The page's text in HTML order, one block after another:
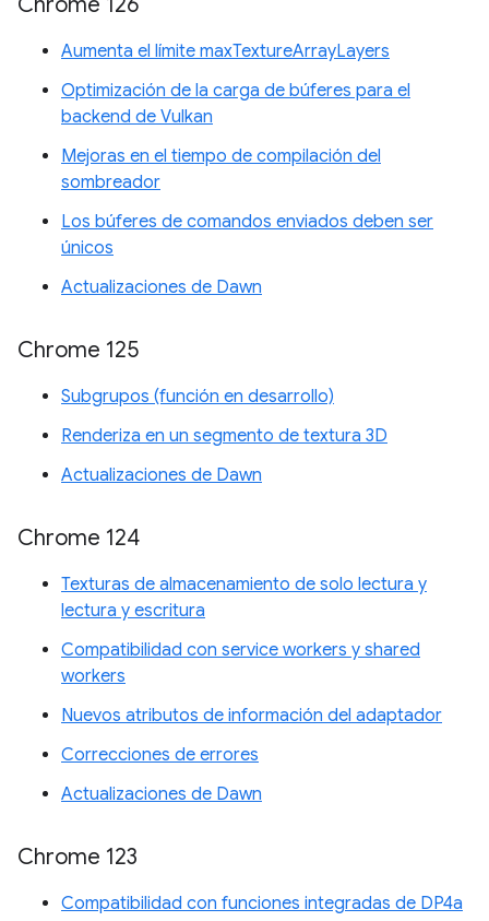
Aumenta el límite maxTextureArrayLayers
Optimización de la carga de búferes para el
backend de Vulkan
Mejoras en el tiempo de compilación del
sombreador
Los búferes de comandos enviados deben ser
únicos
Actualizaciones de Dawn
Chrome 125
Subgrupos (función en desarrollo)
Renderiza en un segmento de textura 3D
Actualizaciones de Dawn
Chrome 124
Texturas de almacenamiento de solo lectura y
lectura y escritura
Compatibilidad con service workers y shared
workers
Nuevos atributos de información del adaptador
Correcciones de errores
Actualizaciones de Dawn
Chrome 123
Compatibilidad con funciones integradas de DP4a